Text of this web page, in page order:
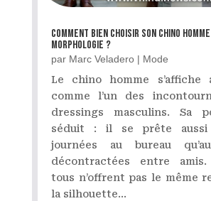
Comment bien choisir son chino
morphologie ?
par Marc Veladero| Mode
Le chino homme s’affiche
comme l’un des
dressings masculins. Sa
séduit : il se prête aussi
journées au bureau
décontractées entre
tous n’offrent pas le même
la silhouette...